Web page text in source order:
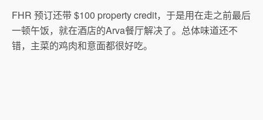
FHR 预订还带 $100 property credit，于是用在走之前最后
一顿午饭，就在酒店的Arva餐厅解决了。总体味道还不
错，主菜的鸡肉和意面都很好吃。